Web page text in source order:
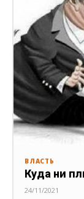
ВЛАСТЬ
Куда ни
24/11/2021